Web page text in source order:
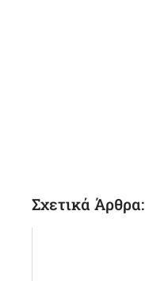
Σχετικά Άρθρα: